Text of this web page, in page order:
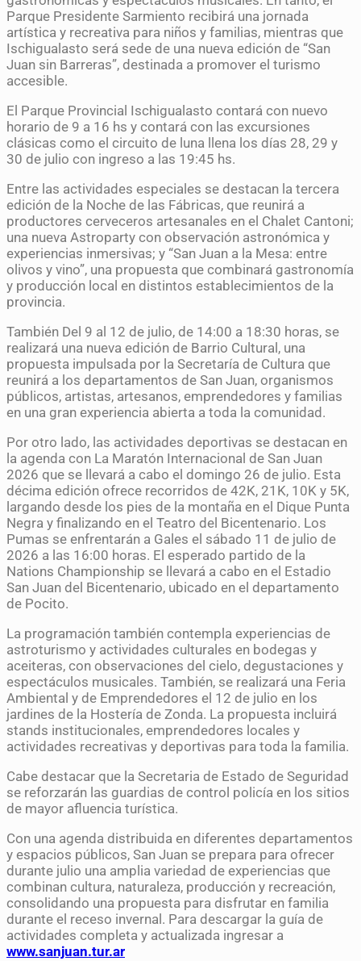
Parque Presidente Sarmiento recibirá una jornada
artística y recreativa para niños y familias, mientras que
Ischigualasto será sede de una nueva edición de “San
Juan sin Barreras”, destinada a promover el turismo
accesible.
El Parque Provincial Ischigualasto contará con nuevo
horario de 9 a 16 hs y contará con las excursiones
clásicas como el circuito de luna llena los días 28, 29 y
30 de julio con ingreso a las 19:45 hs.
Entre las actividades especiales se destacan la tercera
edición de la Noche de las Fábricas, que reunirá a
productores cerveceros artesanales en el Chalet Cantoni;
una nueva Astroparty con observación astronómica y
experiencias inmersivas; y “San Juan a la Mesa: entre
olivos y vino”, una propuesta que combinará gastronomía
y producción local en distintos establecimientos de la
provincia.
También Del 9 al 12 de julio, de 14:00 a 18:30 horas, se
realizará una nueva edición de Barrio Cultural, una
propuesta impulsada por la Secretaría de Cultura que
reunirá a los departamentos de San Juan, organismos
públicos, artistas, artesanos, emprendedores y familias
en una gran experiencia abierta a toda la comunidad.
Por otro lado, las actividades deportivas se destacan en
la agenda con La Maratón Internacional de San Juan
2026 que se llevará a cabo el domingo 26 de julio. Esta
décima edición ofrece recorridos de 42K, 21K, 10K y 5K,
largando desde los pies de la montaña en el Dique Punta
Negra y finalizando en el Teatro del Bicentenario. Los
Pumas se enfrentarán a Gales el sábado 11 de julio de
2026 a las 16:00 horas. El esperado partido de la
Nations Championship se llevará a cabo en el Estadio
San Juan del Bicentenario, ubicado en el departamento
de Pocito.
La programación también contempla experiencias de
astroturismo y actividades culturales en bodegas y
aceiteras, con observaciones del cielo, degustaciones y
espectáculos musicales. También, se realizará una Feria
Ambiental y de Emprendedores el 12 de julio en los
jardines de la Hostería de Zonda. La propuesta incluirá
stands institucionales, emprendedores locales y
actividades recreativas y deportivas para toda la familia.
Cabe destacar que la Secretaria de Estado de Seguridad
se reforzarán las guardias de control policía en los sitios
de mayor afluencia turística.
Con una agenda distribuida en diferentes departamentos
y espacios públicos, San Juan se prepara para ofrecer
durante julio una amplia variedad de experiencias que
combinan cultura, naturaleza, producción y recreación,
consolidando una propuesta para disfrutar en familia
durante el receso invernal. Para descargar la guía de
actividades completa y actualizada ingresar a
www.sanjuan.tur.ar